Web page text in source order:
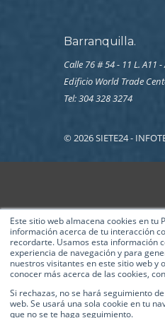
Este sitio web almacena cookies en tu
información acerca de tu interacción
recordarte. Usamos esta información
experiencia de navegación y para
nuestros visitantes en este sitio web y
conocer más acerca de las cookies,
Si rechazas, no se hará seguimiento
web. Se usará una sola cookie en tu
que no se te haga seguimiento.
Barranquilla.
Calle 76 # 54 - 11 L. A11 -
Edificio World Trade
Tel: 304 328 3274
© 2026 SIETE24 -